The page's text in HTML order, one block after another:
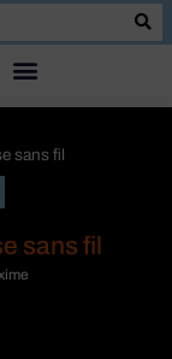
sans fil
sans fil